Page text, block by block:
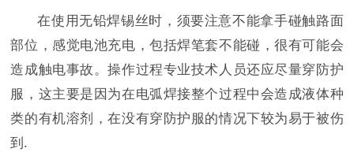
在使用无铅焊锡丝时，须要注意不能拿手碰触路面
部位，感觉电池充电，包括焊笔套不能碰，很有可能会
造成触电事故。操作过程专业技术人员还应尽量穿防护
服，这主要是因为在电弧焊接整个过程中会造成液体种
类的有机溶剂，在没有穿防护服的情况下较为易于被伤
到.